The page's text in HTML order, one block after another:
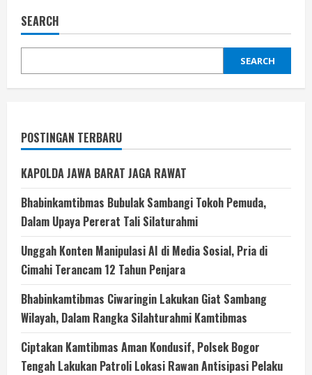
SEARCH
SEARCH
POSTINGAN TERBARU
KAPOLDA JAWA BARAT JAGA RAWAT
Bhabinkamtibmas Bubulak Sambangi Tokoh Pemuda,
Dalam Upaya Pererat Tali Silaturahmi
Unggah Konten Manipulasi AI di Media Sosial, Pria di
Cimahi Terancam 12 Tahun Penjara
Bhabinkamtibmas Ciwaringin Lakukan Giat Sambang
Wilayah, Dalam Rangka Silahturahmi Kamtibmas
Ciptakan Kamtibmas Aman Kondusif, Polsek Bogor
Tengah Lakukan Patroli Lokasi Rawan Antisipasi Pelaku